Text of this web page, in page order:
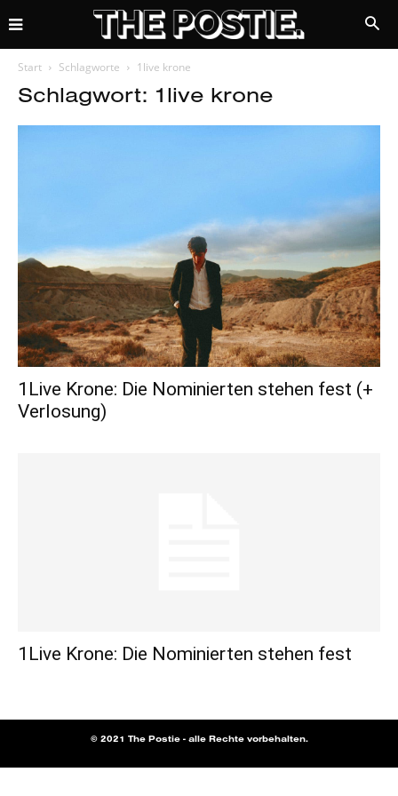
Start Schlagworte 1live krone
Schlagwort: 1live krone
1Live Krone: Die Nominierten stehen fest (+
Verlosung)
1Live Krone: Die Nominierten stehen fest
© 2021 The Postie - alle Rechte vorbehalten.